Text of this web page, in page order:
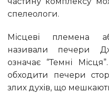
спелеологи.
Місцеві племена аборигенів гунденгарра
називали печери
означає “Темні
обходити печери
злих духів, що